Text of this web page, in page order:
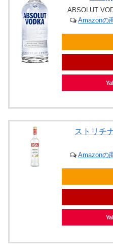
ABSOLUT
Amazonの
ストリチ
Amazonの